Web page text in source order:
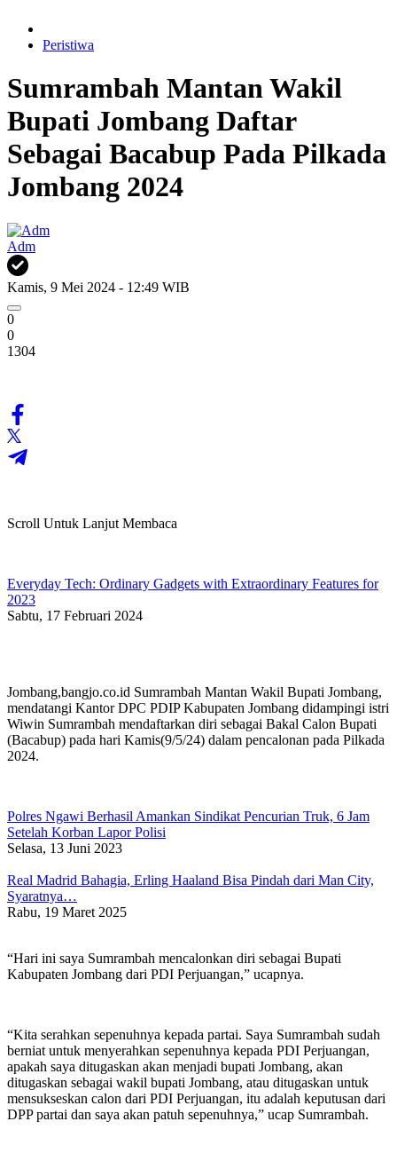
Peristiwa
Sumrambah Mantan Wakil
Bupati Jombang Daftar
Sebagai Bacabup Pada Pilkada
Jombang 2024
Adm
Kamis, 9 Mei 2024 - 12:49 WIB
0
0
1304
Scroll Untuk Lanjut Membaca
Everyday Tech: Ordinary Gadgets with Extraordinary Features for
2023
Sabtu, 17 Februari 2024
Jombang,bangjo.co.id Sumrambah Mantan Wakil Bupati Jombang,
mendatangi Kantor DPC PDIP Kabupaten Jombang didampingi istri
Wiwin Sumrambah mendaftarkan diri sebagai Bakal Calon Bupati
(Bacabup) pada hari Kamis(9/5/24) dalam pencalonan pada Pilkada
2024.
Polres Ngawi Berhasil Amankan Sindikat Pencurian Truk, 6 Jam
Setelah Korban Lapor Polisi
Selasa, 13 Juni 2023
Real Madrid Bahagia, Erling Haaland Bisa Pindah dari Man City,
Syaratnya…
Rabu, 19 Maret 2025
“Hari ini saya Sumrambah mencalonkan diri sebagai Bupati
Kabupaten Jombang dari PDI Perjuangan,” ucapnya.
“Kita serahkan sepenuhnya kepada partai. Saya Sumrambah sudah
berniat untuk menyerahkan sepenuhnya kepada PDI Perjuangan,
apakah saya ditugaskan akan menjadi bupati Jombang, akan
ditugaskan sebagai wakil bupati Jombang, atau ditugaskan untuk
mensukseskan calon dari PDI Perjuangan, itu adalah keputusan dari
DPP partai dan saya akan patuh sepenuhnya,” ucap Sumrambah.